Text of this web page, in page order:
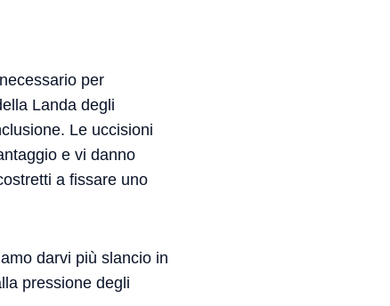
per
Landa degli
Le uccisioni
e vi danno
a fissare uno
darvi più slancio in
pressione degli